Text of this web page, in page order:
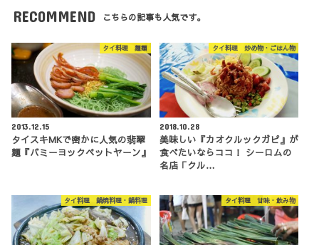
RECOMMEND こちらの記事も人気です。
タイ料理 麺類
2013.12.15
タイスキMKで密かに人気の翡翠
麺『バミーヨックペットヤーン』
タイ料理 炒め物・ごはん物
2018.10.28
美味しい『カオクルックガピ』が
食べたいならココ！ シーロムの
名店「クル…
タイ料理 鍋焼料理・鍋料理 タイ料理 甘味・飲み物